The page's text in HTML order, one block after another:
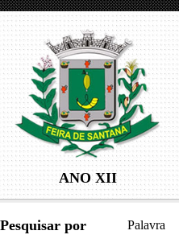
ANO XII
Pesquisar por Palavra